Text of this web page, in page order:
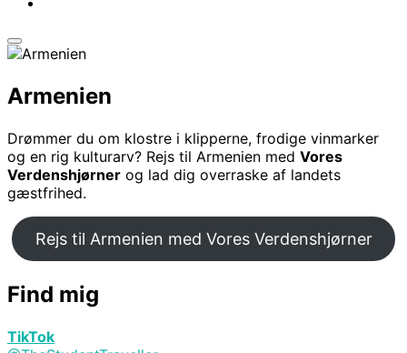
Slå
navigation
sidekolonne
til/fra
Armenien
Drømmer du om klostre i klipperne, frodige vinmarker
og en rig kulturarv? Rejs til Armenien med Vores
Verdenshjørner og lad dig overraske af landets
gæstfrihed.
Rejs til Armenien med Vores Verdenshjørner
Find mig
TikTok